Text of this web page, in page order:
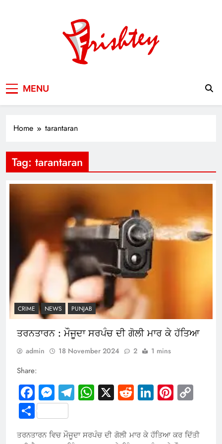
MENU
Home tarantaran
Tag: tarantaran
CRIME NEWS PUNJAB
ਤਰਨਤਾਰਨ : ਮੌਜੂਦਾ ਸਰਪੰਚ ਦੀ ਗੋਲੀ ਮਾਰ ਕੇ ਹੱਤਿਆ
admin 18 November 2024 2 1 mins
Share:
Facebook
Messenger
Telegram
WhatsApp
X RedditLinkedIn
Share
ਤਰਨਤਾਰਨ ਵਿਚ ਮੌਜੂਦਾ ਸਰਪੰਚ ਦੀ ਗੋਲੀ ਮਾਰ ਕੇ ਹੱਤਿਆ ਕਰ ਦਿੱਤੀ